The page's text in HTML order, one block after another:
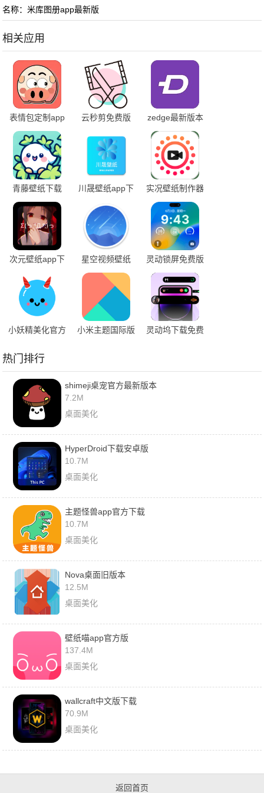
名称：米库图册app最新版
相关应用
表情包定制app
最新版
云秒剪免费版
zedge最新版本
安卓
青藤壁纸下载
川晟壁纸app下
实况壁纸制作器
下载手机版
次元壁纸app下
星空视频壁纸
app官方下载
灵动锁屏免费版
小妖精美化官方
小米主题国际版
灵动坞下载免费
热门排行
shimeji桌宠官方最新版本
7.2M
桌面美化
HyperDroid下载安卓版
10.7M
桌面美化
主题怪兽app官方下载
10.7M
桌面美化
Nova桌面旧版本
12.5M
桌面美化
壁纸喵app官方版
137.4M
桌面美化
wallcraft中文版下载
70.9M
桌面美化
返回首页